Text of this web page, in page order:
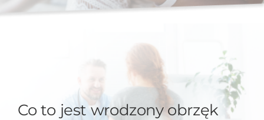
Co to jest wrodzony obrzęk